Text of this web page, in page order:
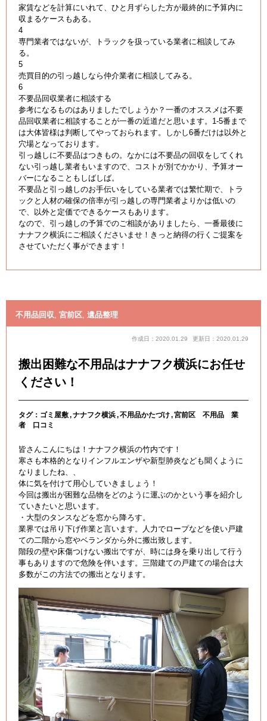
家賃などを計算にいれて、ひと月ずらした方が最終的に予算内に
収まるケースもある。
4
専門業者ではないが、トラックを扱っている業者に相談してみ
る。
5
売買目的の引っ越しなら仲介業者に相談してみる。
6
不要品回収業者に相談する
参考になるものはありましたでしょうか？一番のオススメは不要
品回収業者に相談することが一番の近道だと思います。1-5番まで
は大体皆様は判断してやっておられます。しかし6番だけは以外と
穴場となっております。
引っ越しに不要品はつきもの。なかには不要品の回収をしてくれ
ない引っ越し業者もいますので、コストが別でかかり、予算オー
バーになることもしばしば。
不要品と引っ越しのお手伝いをしている業者では繁忙期で、トラ
ックと人材の確保の倍率が引っ越しの専門業者よりかは低いの
で、以外と定価でできるケースもあります。
なので、引っ越しの予算でのご相談がありましたら、一番最後に
ナナフク横浜にご相談くださいませ！きっと納得の行くご提案を
させていただく事ができます！
不用品回収 宮前区 遺品整理
作成日：2020.01.29 更新日：2020.01.29
搬出困難な不用品はナナフク横浜にお任せ
ください！
タグ： ゴミ屋敷 ナナフク横浜 不用品かたづけ 宮前区 不用品 業
者 口コミ
皆さんこんにちは！ナナフク横浜の竹内です！
寒さも本格的となりインフルエンザや新型肺炎なども聞くように
なりましたね、、
体に気を付けて用心していきましょう！
今回は搬出が困難な品物をどのように運ぶのかという事を紹介し
ていきたいと思います。
・大型のタンスなどを窓から降ろす。
業界では吊り下げ作業と言います。人力でロープなどを使い戸建
ての二階から窓やベランダから外に搬出致します。
階段の壁や床傷つけない搬出ですが、時には身を乗り出して行う
事もありますので危険を伴います。三階建ての戸建ての場合は大
多数がこの方法での搬出となります。